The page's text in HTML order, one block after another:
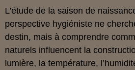
L’étude de la saison de
perspective hygiéniste ne
destin, mais à comprendre
naturels influencent la
lumière, la température,